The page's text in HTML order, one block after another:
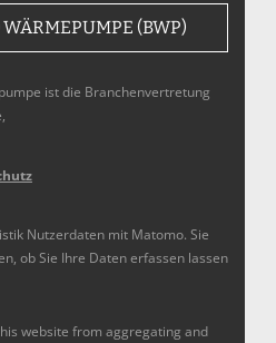
(BWP)
ist die Branchenvertretung
Nutzerdaten mit Matomo. Sie
ob Sie Ihre Daten erfassen lassen
website from aggregating and